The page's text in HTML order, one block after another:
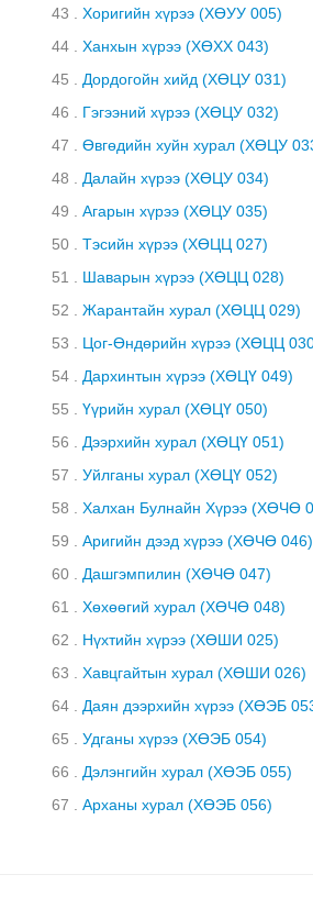
43 .Хоригийн хүрээ (ХӨУУ 005)
44 .Ханхын хүрээ (ХӨХХ 043)
45 .Дордогойн хийд (ХӨЦУ 031)
46 . Гэгээний хүрээ (ХӨЦУ 032)
47 .Өвгөдийн хуйн хурал (ХӨЦУ
48 .Далайн хүрээ (ХӨЦУ 034)
49 .Агарын хүрээ (ХӨЦУ 035)
50 .Тэсийн хүрээ (ХӨЦЦ 027)
51 . Шаварын хүрээ (ХӨЦЦ 028)
52 .Жарантайн хурал (ХӨЦЦ 029)
53 . Цог-Өндөрийн хүрээ (ХӨЦЦ
54 .Дархинтын хүрээ (ХӨЦҮ 049)
55 .Үүрийн хурал (ХӨЦҮ 050)
56 .Дээрхийн хурал (ХӨЦҮ 051)
57 .Уйлганы хурал (ХӨЦҮ 052)
58 .Халхан Булнайн Хүрээ (ХӨЧӨ
59 .Аригийн дээд хүрээ (ХӨЧӨ 046)
60 .Дашгэмпилин (ХӨЧӨ 047)
61 .Хөхөөгий хурал (ХӨЧӨ 048)
62 . Нүхтийн хүрээ (ХӨШИ 025)
63 .Хавцгайтын хурал (ХӨШИ 026)
64 .Даян дээрхийн хүрээ (ХӨЭБ
65 .Удганы хүрээ (ХӨЭБ 054)
66 .Дэлэнгийн хурал (ХӨЭБ 055)
67 .Арханы хурал (ХӨЭБ 056)